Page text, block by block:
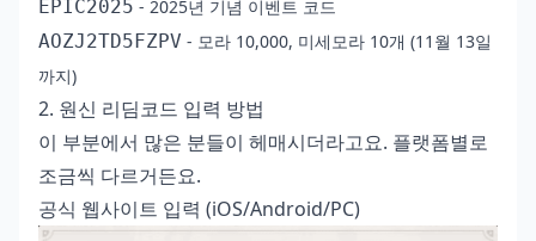
EPIC2025 - 2025년 기념 이벤트 코드
AOZJ2TD5FZPV - 모라 10,000, 미세모라 10개 (11월 13일
까지)
2. 원신 리딤코드 입력 방법
이 부분에서 많은 분들이 헤매시더라고요. 플랫폼별로
조금씩 다르거든요.
공식 웹사이트 입력 (iOS/Android/PC)